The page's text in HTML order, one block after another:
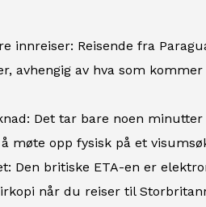
innreiser: Reisende fra
avhengig av hva som
Det tar bare noen
møte opp fysisk på et
Den britiske ETA-en er
når du reiser til